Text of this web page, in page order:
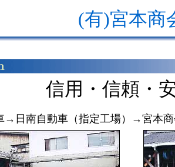
(有)宮本商
信用・信頼・
→日南自動車（指定工場）→宮本商